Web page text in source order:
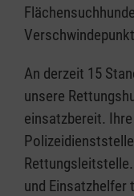
An derzeit 15
unsere
einsatzbereit.
und Einsatzhelfer